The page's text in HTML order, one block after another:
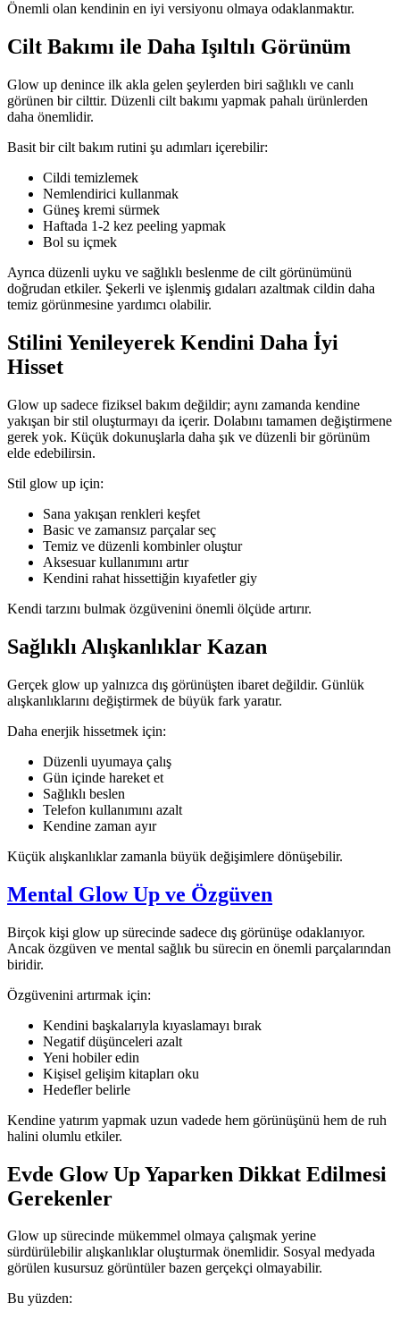
Önemli olan kendinin en iyi versiyonu olmaya odaklanmaktır.
Cilt Bakımı ile Daha Işıltılı Görünüm
Glow up denince ilk akla gelen şeylerden biri sağlıklı ve canlı
görünen bir cilttir. Düzenli cilt bakımı yapmak pahalı ürünlerden
daha önemlidir.
Basit bir cilt bakım rutini şu adımları içerebilir:
Cildi temizlemek
Nemlendirici kullanmak
Güneş kremi sürmek
Haftada 1-2 kez peeling yapmak
Bol su içmek
Ayrıca düzenli uyku ve sağlıklı beslenme de cilt görünümünü
doğrudan etkiler. Şekerli ve işlenmiş gıdaları azaltmak cildin daha
temiz görünmesine yardımcı olabilir.
Stilini Yenileyerek Kendini Daha İyi
Hisset
Glow up sadece fiziksel bakım değildir; aynı zamanda kendine
yakışan bir stil oluşturmayı da içerir. Dolabını tamamen değiştirmene
gerek yok. Küçük dokunuşlarla daha şık ve düzenli bir görünüm
elde edebilirsin.
Stil glow up için:
Sana yakışan renkleri keşfet
Basic ve zamansız parçalar seç
Temiz ve düzenli kombinler oluştur
Aksesuar kullanımını artır
Kendini rahat hissettiğin kıyafetler giy
Kendi tarzını bulmak özgüvenini önemli ölçüde artırır.
Sağlıklı Alışkanlıklar Kazan
Gerçek glow up yalnızca dış görünüşten ibaret değildir. Günlük
alışkanlıklarını değiştirmek de büyük fark yaratır.
Daha enerjik hissetmek için:
Düzenli uyumaya çalış
Gün içinde hareket et
Sağlıklı beslen
Telefon kullanımını azalt
Kendine zaman ayır
Küçük alışkanlıklar zamanla büyük değişimlere dönüşebilir.
Mental Glow Up ve Özgüven
Birçok kişi glow up sürecinde sadece dış görünüşe odaklanıyor.
Ancak özgüven ve mental sağlık bu sürecin en önemli parçalarından
biridir.
Özgüvenini artırmak için:
Kendini başkalarıyla kıyaslamayı bırak
Negatif düşünceleri azalt
Yeni hobiler edin
Kişisel gelişim kitapları oku
Hedefler belirle
Kendine yatırım yapmak uzun vadede hem görünüşünü hem de ruh
halini olumlu etkiler.
Evde Glow Up Yaparken Dikkat Edilmesi
Gerekenler
Glow up sürecinde mükemmel olmaya çalışmak yerine
sürdürülebilir alışkanlıklar oluşturmak önemlidir. Sosyal medyada
görülen kusursuz görüntüler bazen gerçekçi olmayabilir.
Bu yüzden: